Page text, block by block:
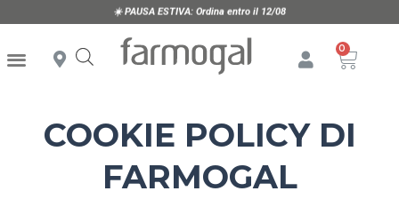
☀️PAUSA ESTIVA: Ordina entro il 12/08
COOKIE POLICY DI
FARMOGAL